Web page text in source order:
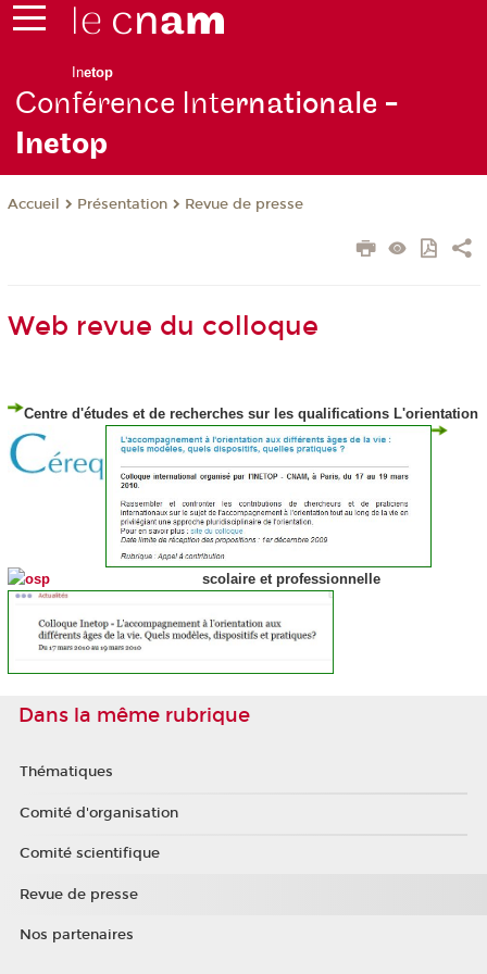
Inetop
Conférence Internationale -
Inetop
Accueil Présentation Revue de presse
Web revue du colloque
Centre d'études et de recherches sur les qualifications L'orientation
scolaire et professionnelle
Dans la même rubrique
Thématiques
Comité d'organisation
Comité scientifique
Revue de presse
Nos partenaires